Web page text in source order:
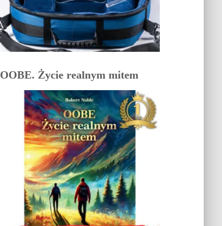
OOBE. Życie realnym mitem